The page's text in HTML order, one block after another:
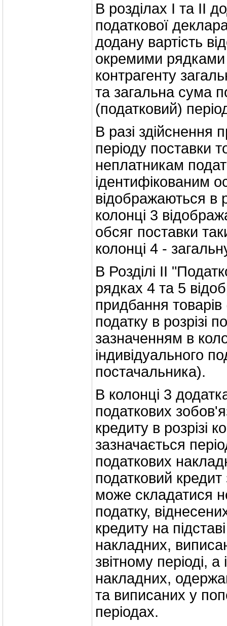
В розділах I та II
податкової
додану вартість
окремими
контрагенту
та загальна сума
(податковий)
В разі здійснення
періоду поставки
неплатникам
ідентифікованим
відображаються в
колонці 3
обсяг поставки
колонці 4 -
В Розділі II
рядках 4 та 5
придбання
податку в розрізі
зазначенням в
індивідуального
постачальника).
В колонці 3
податкових
кредиту в розрізі
зазначається
податкових
податковий кредит
може складатися
податку,
кредиту на
накладних,
звітному періоді, а
накладних,
та виписаних у
періодах.